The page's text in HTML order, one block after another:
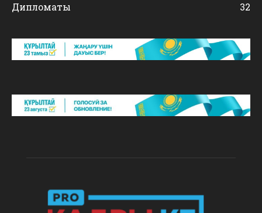
Дипломаты
32